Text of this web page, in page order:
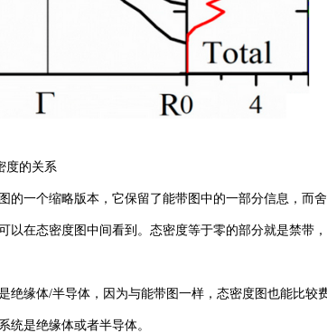
度的关系
的一个缩略版本，它保留了能带图中的一部分信息，而
以在态密度图中间看到。态密度等于零的部分就是禁带
绝缘体/半导体，因为与能带图一样，态密度图也能比较
统是绝缘体或者半导体。